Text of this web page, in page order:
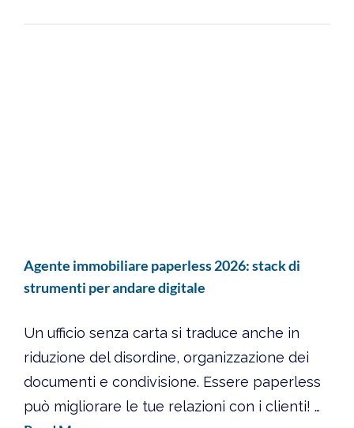
Agente immobiliare paperless 2026: stack di
strumenti per andare digitale
Un ufficio senza carta si traduce anche in
riduzione del disordine, organizzazione dei
documenti e condivisione. Essere paperless
può migliorare le tue relazioni con i clienti! …